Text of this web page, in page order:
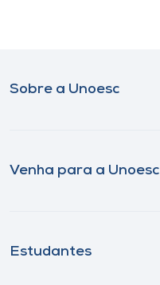
Sobre a Unoesc
Venha para a Unoesc
Estudantes